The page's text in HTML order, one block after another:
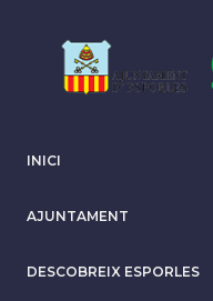
INICI
AJUNTAMENT
DESCOBREIX ESPORLES